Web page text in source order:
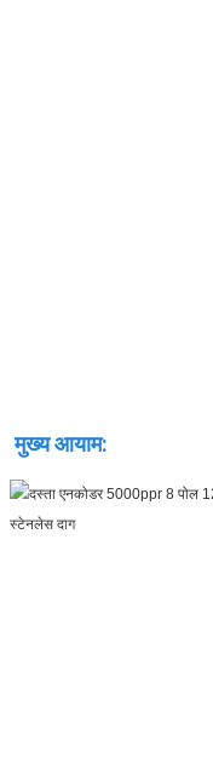
मुख्य आयाम: